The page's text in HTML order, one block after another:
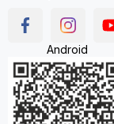
Android